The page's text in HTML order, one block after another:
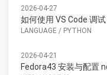
2026-04-27
如何使用 VS Code 调
LANGUAGE / PYTHON
2026-04-21
Fedora43 安装与配置